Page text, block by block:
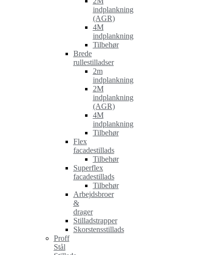
indplankning
(AGR)
4M
indplankning
Tilbehør
Brede
rullestilladser
2m
indplankning
2M
indplankning
(AGR)
4M
indplankning
Tilbehør
Flex
facadestillads
Tilbehør
Superflex
facadestillads
Tilbehør
Arbejdsbroer
&
drager
Stilladstrapper
Skorstensstillads
Proff
Stål